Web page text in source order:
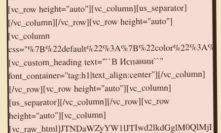
[vc_row height="auto"][vc_column][us_separator]
[/vc_column][/vc_row][vc_row height="auto"]
[vc_column
[vc_custom_heading text="``В Испании``"
font_container="tag:h1|text_align:center"][/vc_column]
[/vc_row][vc_row height="auto"][vc_column]
[us_separator][/vc_column][/vc_row][vc_row
height="auto"][vc_column]
[vc_raw_html]JTNDaWZyYW1lJTIwd2lkdGglM0QlMjI1NjAlMjIlMjBoZWlnaHQlM0QlMjIzMTUlMjIlMjBzcmMlM0QlMjIlMkYlMkZvay5ydSUyRnZpZGVvZW1iZWQlMkY4MDc0ODk2NzM4OTMwJTIyJTIwZnJhbWVib3JkZXIlM0QlMjIwJTIyJTIwYWxsb3clM0QlMjJhdXRvcGxheSUyMiUyMGFsbG93ZnVsbHNjcmVlbiUzRSUzQyUyRmlmcmFtZSUzRQ==